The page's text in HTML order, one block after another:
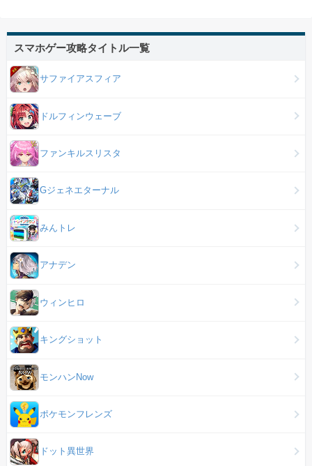
スマホゲー攻略タイトル一覧
サファイアスフィア
ドルフィンウェーブ
ファンキルスリスタ
Gジェネエターナル
みんトレ
アナデン
ウィンヒロ
キングショット
モンハンNow
ポケモンフレンズ
ドット異世界